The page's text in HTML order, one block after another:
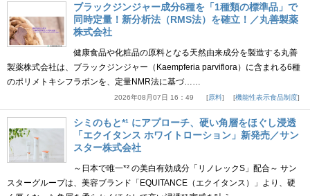
ブラックジンジャー成分6種を「1種類の標準品」で
同時定量！新分析法（RMS法）を確立！／丸善製薬
株式会社
健康食品や化粧品の原料となる天然由来成分を製造する丸善
製薬株式会社は、ブラックジンジャー（Kaempferia parviflora）に含まれる6種
のポリメトキシフラボンを、定量NMR法に基づ……
2026年08月07日 16：49 原料 機能性表示食品制度
シミのもと*¹ にアプローチ、硬い角層をほぐし浸透
「エクイタンス ホワイトローション」新発売／サン
スター株式会社
～日本で唯一*² の美白有効成分「リノレックS」配合～ サン
スターグループは、美容ブランド「EQUITANCE（エクイタンス）」より、硬